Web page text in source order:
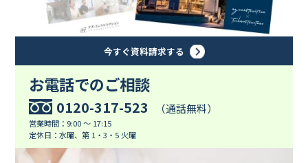
今すぐ資料請求する
お電話でのご相談
0120-317-523 （通話無料）
営業時間：9:00 ～ 17:15
定休日：水曜、第 1・3・5 火曜